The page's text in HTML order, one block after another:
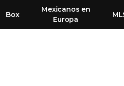
Box
Mexicanos en
Europa